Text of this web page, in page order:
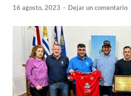
16 agosto, 2023 - Dejar un comentario